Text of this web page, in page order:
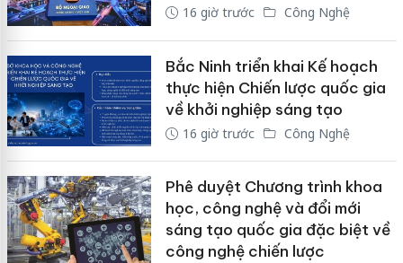
16 giờ trước Công Nghệ
Bắc Ninh triển khai Kế hoạch
thực hiện Chiến lược quốc gia
về khởi nghiệp sáng tạo
16 giờ trước Công Nghệ
Phê duyệt Chương trình khoa
học, công nghệ và đổi mới
sáng tạo quốc gia đặc biệt về
công nghệ chiến lược